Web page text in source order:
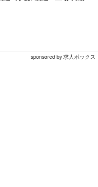
sponsored by 求人ボックス